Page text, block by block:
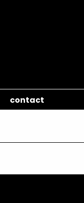
contact